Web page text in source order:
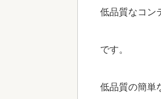
低品質なコン
です。
低品質の簡単